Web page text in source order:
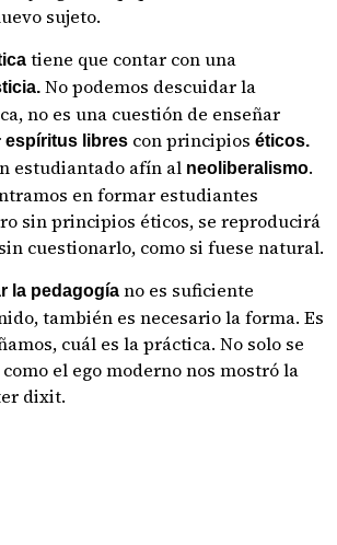
sujeto.
tiene que contar con una
No podemos descuidar la
no es una cuestión de enseñar
espíritus libres con principios éticos.
estudiantado afín al neoliberalismo.
en formar estudiantes
sin principios éticos, se reproducirá
cuestionarlo, como si fuese natural.
la pedagogía no es suficiente
también es necesario la forma. Es
cuál es la práctica. No solo se
el ego moderno nos mostró la
dixit.